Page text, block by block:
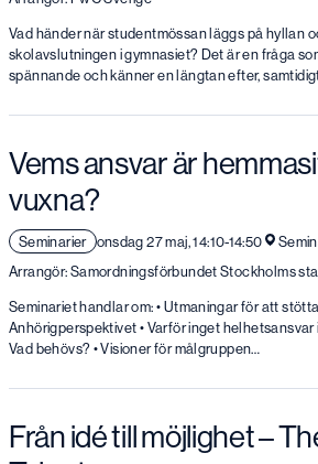
Vad händer när studentmössan läggs på hyllan
skolavslutningen i gymnasiet? Det är en fråga
spännande och känner en längtan efter,
Vems ansvar är
vuxna?
Seminarier onsdag 27 maj, 14:10-14:50
Arrangör: Samordningsförbundet Stockholms
Seminariet handlar om: • Utmaningar för att
Anhörigperspektivet • Varför inget helhetsansvar
Vad behövs? • Visioner för målgruppen…
Från idé till möjlighet –